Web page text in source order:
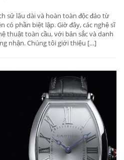
sử lâu dài và hoàn toàn độc đáo từ
có phần biệt lập. Giờ đây, các nghệ sĩ
thuật toàn cầu, với bản sắc và danh
nhận. Chúng tôi giới thiệu […]